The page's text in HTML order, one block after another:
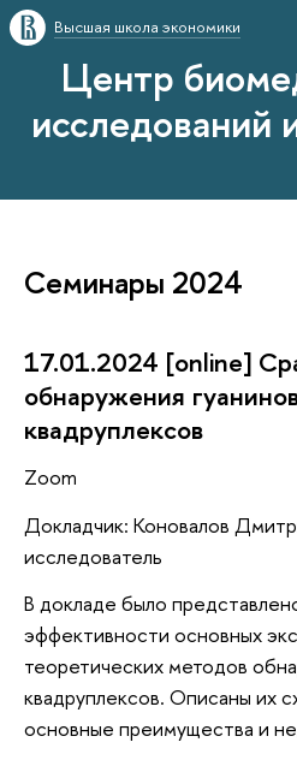
Высшая школа экономики
Центр
исследований
Семинары 2024
17.01.2024 [online]
обнаружения
квадруплексов
Zoom
Докладчик: Коновалов
исследователь
В докладе было
эффективности основных
теоретических методов
квадруплексов. Описаны их
основные преимущества и